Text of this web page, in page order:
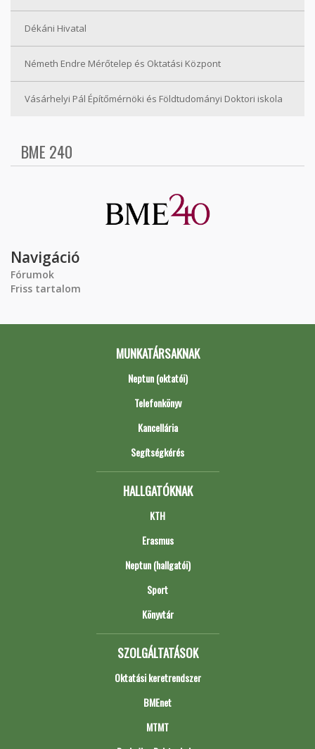
Dékáni Hivatal
Németh Endre Mérőtelep és Oktatási Központ
Vásárhelyi Pál Építőmérnöki és Földtudományi Doktori iskola
BME 240
Navigáció
Fórumok
Friss tartalom
MUNKATÁRSAKNAK
Neptun (oktatói)
Telefonkönyv
Kancellária
Segítségkérés
HALLGATÓKNAK
KTH
Erasmus
Neptun (hallgatói)
Sport
Könyvtár
SZOLGÁLTATÁSOK
Oktatási keretrendszer
BMEnet
MTMT